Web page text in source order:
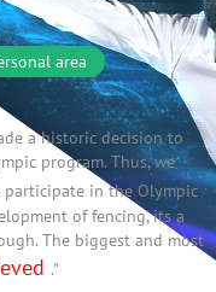
area
a historic decision to
program. Thus, we
in the Olympic
of fencing, its a
The biggest and most
."